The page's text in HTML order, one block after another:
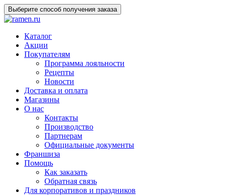
Выберите способ получения заказа
Каталог
Акции
Покупателям
Программа лояльности
Рецепты
Новости
Доставка и оплата
Магазины
О нас
Контакты
Производство
Партнерам
Официальные документы
Франшиза
Помощь
Как заказать
Обратная связь
Для корпоративов и праздников